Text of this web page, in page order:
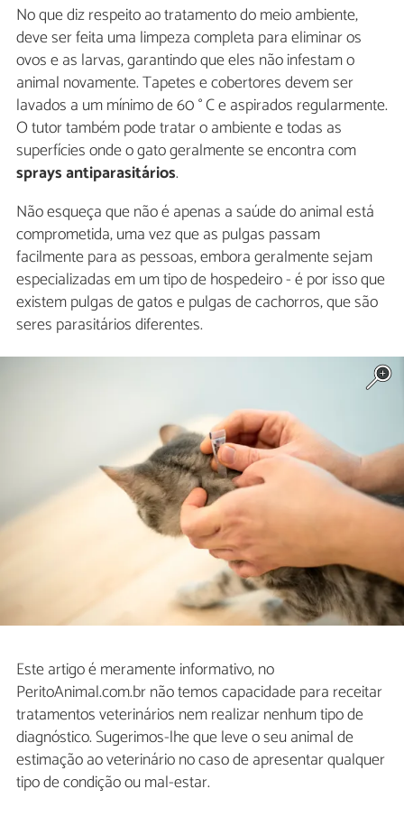
No que diz respeito ao tratamento do meio ambiente,
deve ser feita uma limpeza completa para eliminar os
ovos e as larvas, garantindo que eles não infestam o
animal novamente. Tapetes e cobertores devem ser
lavados a um mínimo de 60 ° C e aspirados regularmente.
O tutor também pode tratar o ambiente e todas as
superfícies onde o gato geralmente se encontra com
sprays antiparasitários.
Não esqueça que não é apenas a saúde do animal está
comprometida, uma vez que as pulgas passam
facilmente para as pessoas, embora geralmente sejam
especializadas em um tipo de hospedeiro - é por isso que
existem pulgas de gatos e pulgas de cachorros, que são
seres parasitários diferentes.
Este artigo é meramente informativo, no
PeritoAnimal.com.br não temos capacidade para receitar
tratamentos veterinários nem realizar nenhum tipo de
diagnóstico. Sugerimos-lhe que leve o seu animal de
estimação ao veterinário no caso de apresentar qualquer
tipo de condição ou mal-estar.